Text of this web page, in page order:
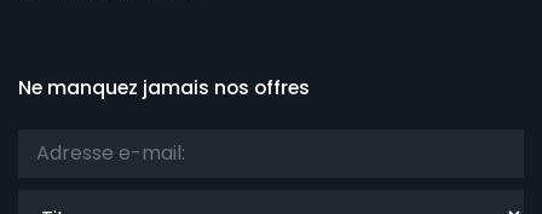
Ne manquez jamais nos offres